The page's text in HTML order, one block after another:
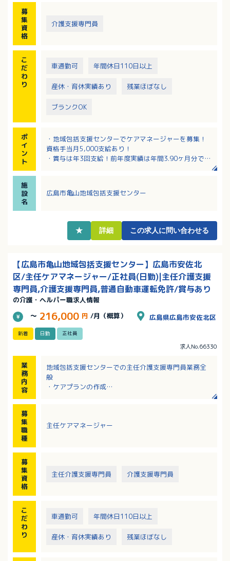
募
集
資
格
介護支援専門員
こ
だ
わ
り
車通勤可 年間休日110日以上
産休・育休実績あり 残業ほぼなし
ブランクOK
ポ
イ
ン
ト
・地域包括支援センターでケアマネージャーを募集！
資格手当月5,000支給あり！
・賞与は年3回支給！前年度実績は年間3.90ヶ月分で
・採用時から有給休暇10日付与！その他慶弔や永年勤
施
設
名
広島市亀山地域包括支援センター
★ 詳細 この求人に問い合わせる
【広島市亀山地域包括支援センター】広島市安佐北
区/主任ケアマネージャー/正社員(日勤)|主任介護支援
専門員,介護支援専門員,普通自動車運転免許/賞与あり
の介護・ヘルパー職求人情報
～ 216,000 円 /月（概算） 広島県広島市安佐北区
新着 日勤 正社員
求人No.66330
業
務
内
容
地域包括支援センターでの主任介護支援専門員業務全
般
・ケアプランの作成
・地域の諸団体とのネットワークづくり
募
集
職
種
主任ケアマネージャー
募
集
資
格
主任介護支援専門員 介護支援専門員
こ
だ
わ
り
車通勤可 年間休日110日以上
産休・育休実績あり 残業ほぼなし